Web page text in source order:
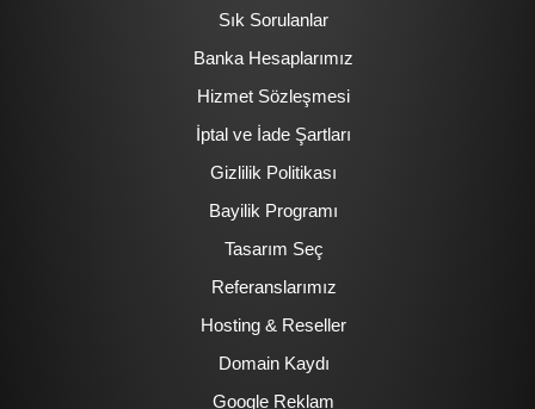
Sık Sorulanlar
Banka Hesaplarımız
Hizmet Sözleşmesi
İptal ve İade Şartları
Gizlilik Politikası
Bayilik Programı
Tasarım Seç
Referanslarımız
Hosting & Reseller
Domain Kaydı
Google Reklam